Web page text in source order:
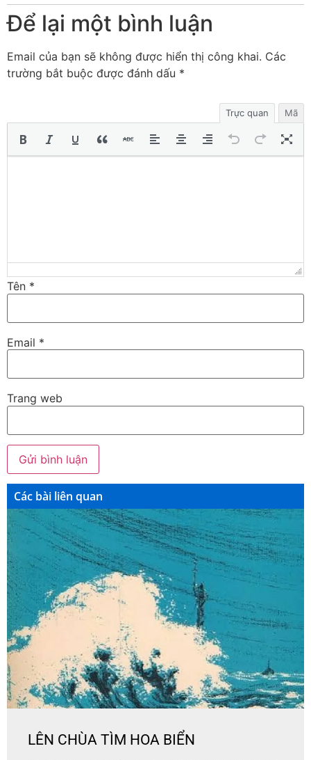
Để lại một bình luận
Email của bạn sẽ không được hiển thị công khai. Các
trường bắt buộc được đánh dấu *
Trực quan Mã
Tên *
Email *
Trang web
Các bài liên quan
LÊN CHÙA TÌM HOA BIỂN